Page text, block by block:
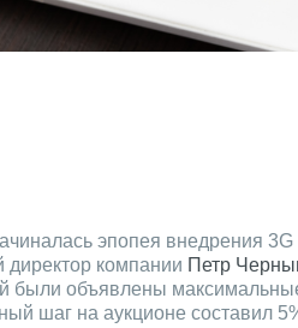
эпопея внедрения
директор компании Петр
объявлены
шаг на аукционе составил